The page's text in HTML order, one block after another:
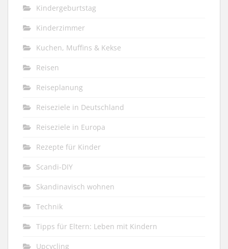
Kindergeburtstag
Kinderzimmer
Kuchen, Muffins & Kekse
Reisen
Reiseplanung
Reiseziele in Deutschland
Reiseziele in Europa
Rezepte für Kinder
Scandi-DIY
Skandinavisch wohnen
Technik
Tipps für Eltern: Leben mit Kindern
Upcycling